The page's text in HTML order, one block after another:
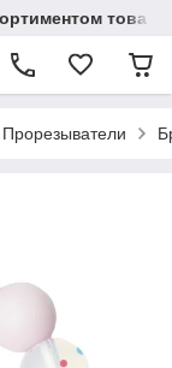
Прорезыватели